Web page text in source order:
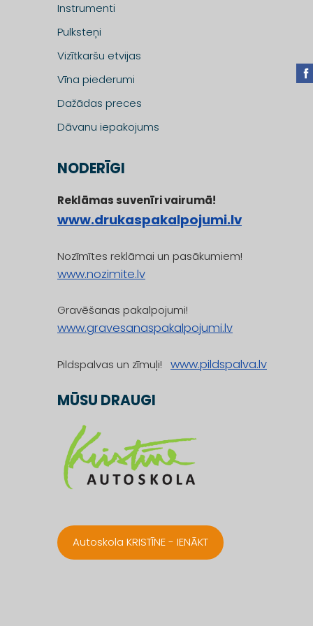
Instrumenti
Pulksteņi
Vizītkaršu etvijas
Vīna piederumi
Dažādas preces
Dāvanu iepakojums
NODERĪGI
Reklāmas suvenīri vairumā!
www.drukaspakalpojumi.lv
Nozīmītes reklāmai un pasākumiem!
www.nozimite.lv
Gravēšanas pakalpojumi!
www.gravesanaspakalpojumi.lv
Pildspalvas un zīmuļi! www.pildspalva.lv
MŪSU DRAUGI
Autoskola KRISTĪNE - IENĀKT